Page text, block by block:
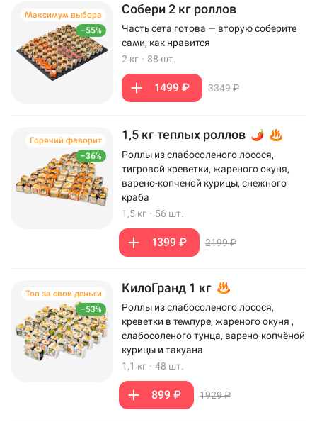
–55%
Максимум выбора Собери 2 кг роллов
Часть сета готова — вторую соберите
сами, как нравится
2 кг · 88 шт.
1499 ₽ 3349 ₽
–36%
Горячий фаворит 1,5 кг теплых роллов
Роллы из слабосоленого лосося,
тигровой креветки, жареного окуня,
варено-копченой курицы, снежного
краба
1,5 кг · 56 шт.
1399 ₽ 2199 ₽
–53%
Топ за свои деньги КилоГранд 1 кг
Роллы из слабосоленого лосося,
креветки в темпуре, жареного окуня ,
слабосоленого тунца, варено-копчёной
курицы и такуана
1,1 кг · 48 шт.
899 ₽ 1929 ₽